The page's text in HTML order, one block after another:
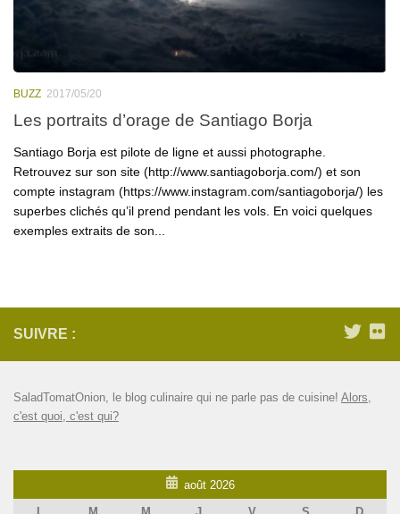
BUZZ 2017/05/20
Les portraits d’orage de Santiago Borja
Santiago Borja est pilote de ligne et aussi photographe.
Retrouvez sur son site (http://www.santiagoborja.com/) et son
compte instagram (https://www.instagram.com/santiagoborja/) les
superbes clichés qu’il prend pendant les vols. En voici quelques
exemples extraits de son...
SUIVRE :
SaladTomatOnion, le blog culinaire qui ne parle pas de cuisine! Alors,
c'est quoi, c'est qui?
août 2026